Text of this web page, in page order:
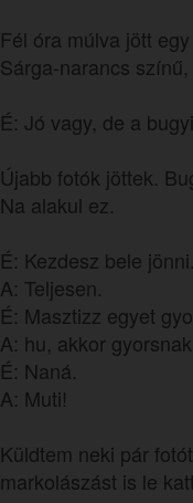
Fél óra múlva jött
Sárga-narancs
É: Jó vagy, de a
Újabb fotók jöttek.
Na alakul ez.
É: Kezdesz bele
A: Teljesen.
É: Masztizz egyet
A: hu, akkor
É: Naná.
A: Muti!
Küldtem neki pár
markolászást is le